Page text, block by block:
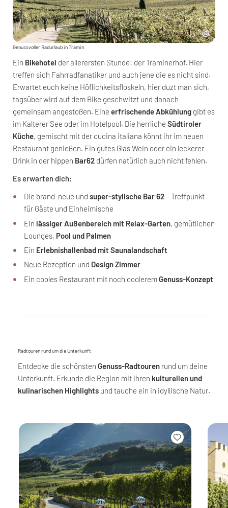
Genussvoller Radurlaub in Tramin
Ein Bikehotel der allerersten Stunde: der Traminerhof. Hier
treffen sich Fahrradfanatiker und auch jene die es nicht sind.
Erwartet euch keine Höflichkeitsfloskeln, hier duzt man sich,
tagsüber wird auf dem Bike geschwitzt und danach
gemeinsam angestoßen. Eine erfrischende Abkühlung gibt es
im Kalterer See oder im Hotelpool. Die herrliche Südtiroler
Küche, gemischt mit der cucina italiana könnt ihr im neuen
Restaurant genießen. Ein gutes Glas Wein oder ein leckerer
Drink in der hippen Bar62 dürfen natürlich auch nicht fehlen.
Es erwarten dich:
Die brand-neue undsuper-stylische Bar 62– Treffpunkt
für Gäste und Einheimische
Ein lässiger Außenbereich mit Relax-Garten, gemütlichen
Lounges, Pool und Palmen
Ein Erlebnishallenbad mit Saunalandschaft
Neue Rezeption und Design Zimmer
Ein cooles Restaurant mit noch cooleremGenuss-Konzept
Radtouren rund um die Unterkunft
Entdecke die schönsten Genuss-Radtouren rund um deine
Unterkunft. Erkunde die Region mit ihren kulturellen und
kulinarischen Highlights und tauche ein in idyllische Natur.